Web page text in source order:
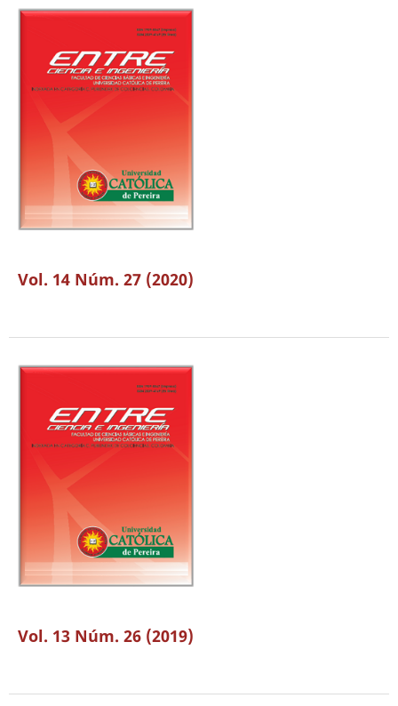
Vol. 14 Núm. 27 (2020)
Vol. 13 Núm. 26 (2019)